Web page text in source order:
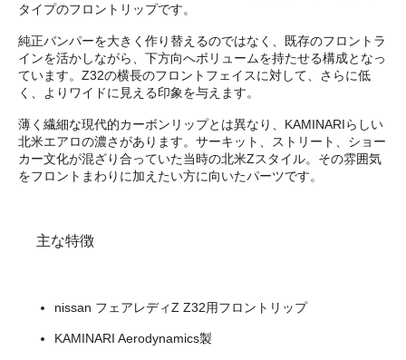
タイプのフロントリップです。
純正バンパーを大きく作り替えるのではなく、既存のフロントラ
インを活かしながら、下方向へボリュームを持たせる構成となっ
ています。Z32の横長のフロントフェイスに対して、さらに低
く、よりワイドに見える印象を与えます。
薄く繊細な現代的カーボンリップとは異なり、KAMINARIらしい
北米エアロの濃さがあります。サーキット、ストリート、ショー
カー文化が混ざり合っていた当時の北米Zスタイル。その雰囲気
をフロントまわりに加えたい方に向いたパーツです。
主な特徴
nissan フェアレディZ Z32用フロントリップ
KAMINARI Aerodynamics製